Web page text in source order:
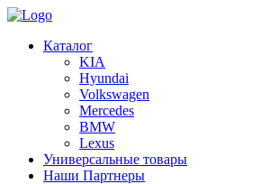
Каталог
KIA
Hyundai
Volkswagen
Mercedes
BMW
Lexus
Универсальные товары
Наши Партнеры